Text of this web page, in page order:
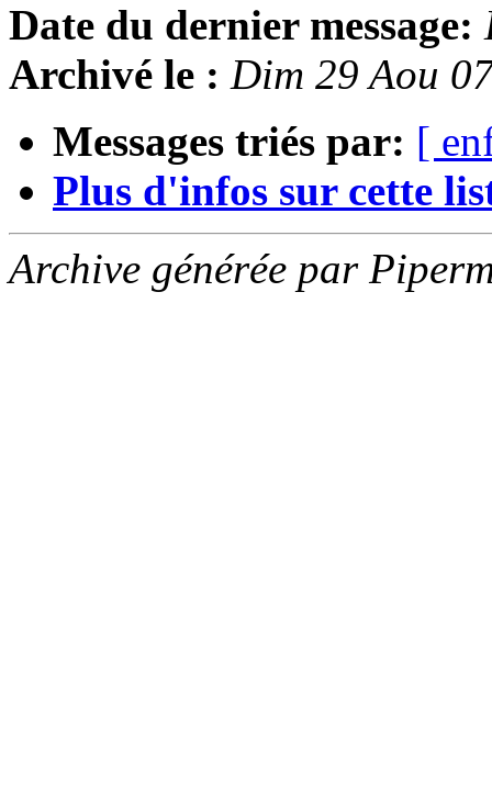
Date du dernier message:
Archivé le : Dim 29 Aou
Messages triés par: [
Plus d'infos sur cette
Archive générée par